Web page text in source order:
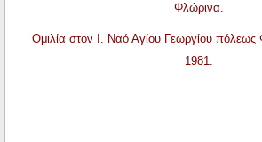
Φλώρινα.
Ομιλία στον Ι. Ναό Αγίου Γεωργίου πόλεως
1981.